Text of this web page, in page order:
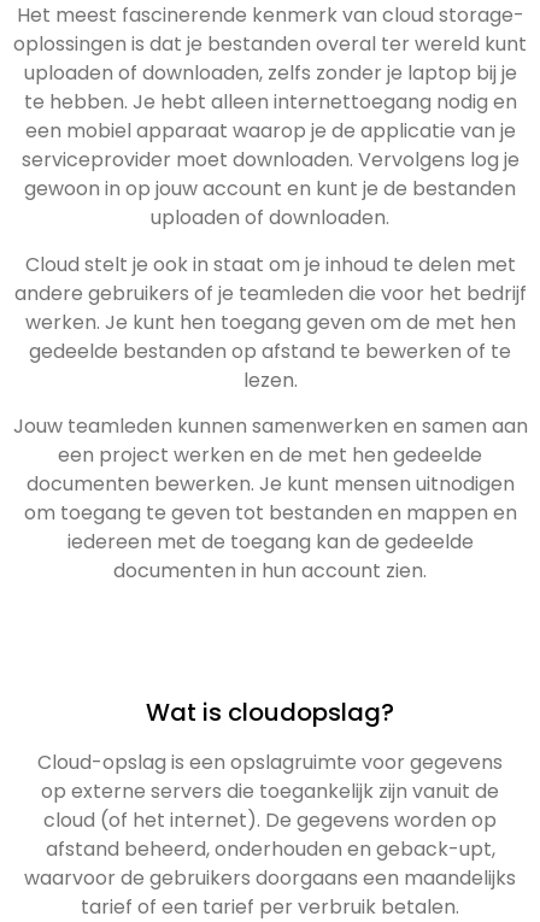
Het meest fascinerende kenmerk van cloud storage-
oplossingen is dat je bestanden overal ter wereld kunt
uploaden of downloaden, zelfs zonder je laptop bij je
te hebben. Je hebt alleen internettoegang nodig en
een mobiel apparaat waarop je de applicatie van je
serviceprovider moet downloaden. Vervolgens log je
gewoon in op jouw account en kunt je de bestanden
uploaden of downloaden.
Cloud stelt je ook in staat om je inhoud te delen met
andere gebruikers of je teamleden die voor het bedrijf
werken. Je kunt hen toegang geven om de met hen
gedeelde bestanden op afstand te bewerken of te
lezen.
Jouw teamleden kunnen samenwerken en samen aan
een project werken en de met hen gedeelde
documenten bewerken. Je kunt mensen uitnodigen
om toegang te geven tot bestanden en mappen en
iedereen met de toegang kan de gedeelde
documenten in hun account zien.
Wat is cloudopslag?
Cloud-opslag is een opslagruimte voor gegevens
op externe servers die toegankelijk zijn vanuit de
cloud (of het internet). De gegevens worden op
afstand beheerd, onderhouden en geback-upt,
waarvoor de gebruikers doorgaans een maandelijks
tarief of een tarief per verbruik betalen.